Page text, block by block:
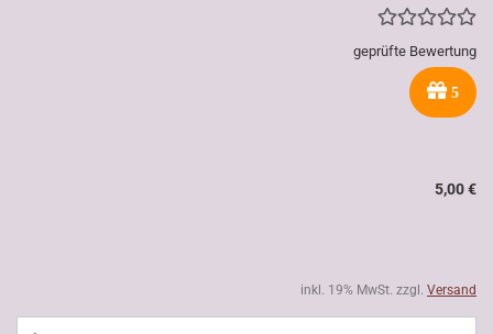
geprüfte Bewertung
5
5,00 €
inkl. 19% MwSt. zzgl. Versand